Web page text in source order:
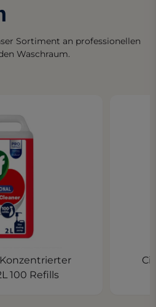
Sortiment an professionellen
Waschraum.
100 Refills